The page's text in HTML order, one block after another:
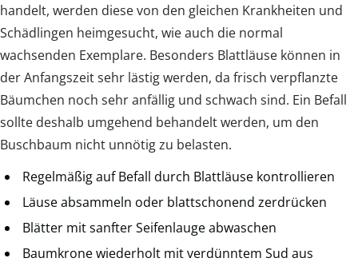
handelt, werden diese von den gleichen Krankheiten und
Schädlingen heimgesucht, wie auch die normal
wachsenden Exemplare. Besonders Blattläuse können in
der Anfangszeit sehr lästig werden, da frisch verpflanzte
Bäumchen noch sehr anfällig und schwach sind. Ein Befall
sollte deshalb umgehend behandelt werden, um den
Buschbaum nicht unnötig zu belasten.
Regelmäßig auf Befall durch Blattläuse kontrollieren
Läuse absammeln oder blattschonend zerdrücken
Blätter mit sanfter Seifenlauge abwaschen
Baumkrone wiederholt mit verdünntem Sud aus